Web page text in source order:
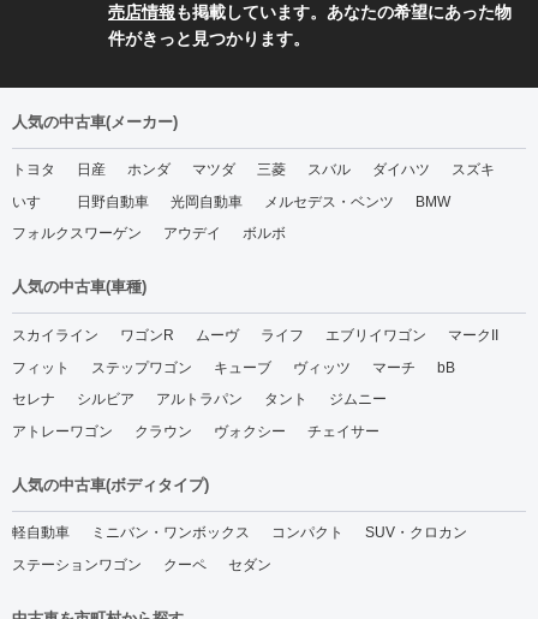
売店情報も掲載しています。あなたの希望にあった物
件がきっと見つかります。
人気の中古車(メーカー)
トヨタ 日産 ホンダ マツダ 三菱 スバル ダイハツ
スズキ
いすゞ
日野自動車 光岡自動車 メルセデス・ベンツ
BMW
フォルクスワーゲン
アウデイ ボルボ
人気の中古車(車種)
スカイライン ワゴンR ムーヴ ライフ エブリイワゴン
マークII
フィット
ステップワゴン キューブ ヴィッツ マーチ
bB
セレナ
シルビア アルトラパン タント
ジムニー
アトレーワゴン
クラウン ヴォクシー チェイサー
人気の中古車(ボディタイプ)
軽自動車 ミニバン・ワンボックス コンパクト
SUV・クロカン
ステーションワゴン
クーペ セダン